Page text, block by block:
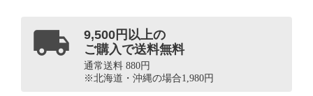
9,500円以上の
ご購入で送料無料
通常送料 880円
※北海道・沖縄の場合1,980円